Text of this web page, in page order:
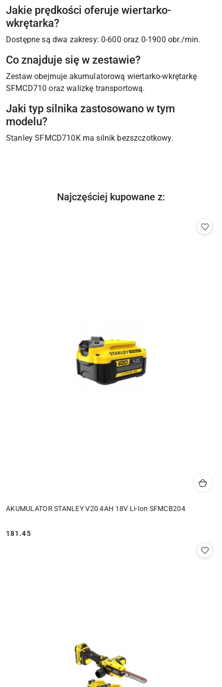
Jakie prędkości oferuje wiertarko-
wkrętarka?
Dostępne są dwa zakresy: 0-600 oraz 0-1900 obr./min.
Co znajduje się w zestawie?
Zestaw obejmuje akumulatorową wiertarko-wkrętarkę
SFMCD710 oraz walizkę transportową.
Jaki typ silnika zastosowano w tym
modelu?
Stanley SFMCD710K ma silnik bezszczotkowy.
Pomiń karuzelę produktów
Produkty
Najczęściej kupowane z:
AKUMULATOR STANLEY V20 4AH 18V Li-Ion SFMCB204
Cena:
181.45